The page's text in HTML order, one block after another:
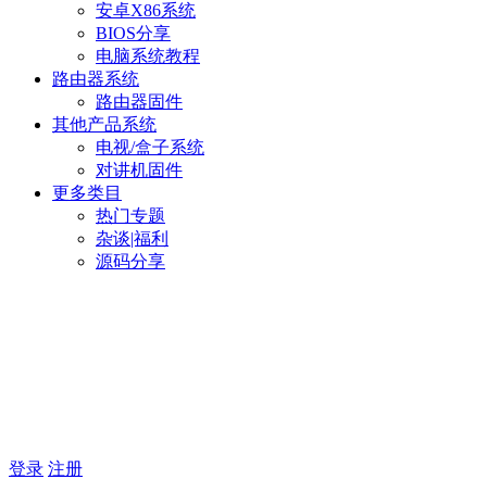
安卓X86系统
BIOS分享
电脑系统教程
路由器系统
路由器固件
其他产品系统
电视/盒子系统
对讲机固件
更多类目
热门专题
杂谈|福利
源码分享
登录 注册